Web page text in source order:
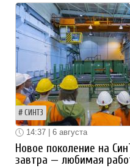
СИНТЗ
14:37 | 6 августа
Новое поколение на
завтра — любимая